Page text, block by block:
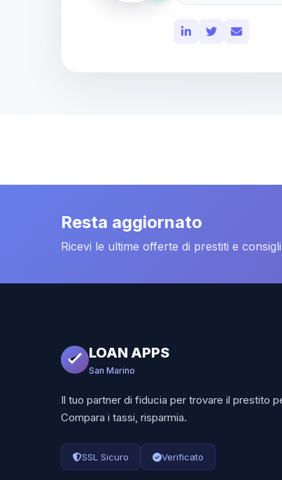
Resta aggiornato
Ricevi le ultime offerte di prestiti e
LOAN APPS
San Marino
Il tuo partner di fiducia per trovare il prestito
Compara i tassi, risparmia.
SSL Sicuro Verificato